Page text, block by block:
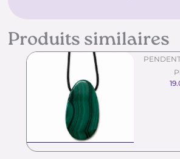
Produits similaires